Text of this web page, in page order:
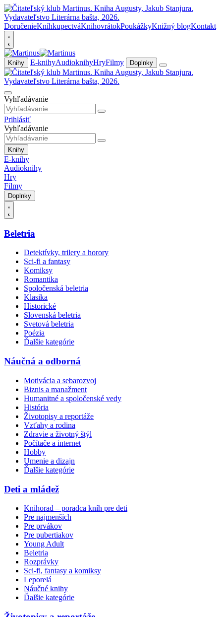
DoručenieKníhkupectváKnihovrátokPoukážkyKnižný blogKontakt
Knihy E-knihyAudioknihyHryFilmy Doplnky
Vyhľadávanie
Prihlásiť
Vyhľadávanie
Knihy
E-knihy
Audioknihy
Hry
Filmy
Doplnky
Beletria
Detektívky, trilery a horory
Sci-fi a fantasy
Komiksy
Romantika
Spoločenská beletria
Klasika
Historické
Slovenská beletria
Svetová beletria
Poézia
Ďalšie kategórie
Náučná a odborná
Motivácia a sebarozvoj
Biznis a manažment
Humanitné a spoločenské vedy
História
Životopisy a reportáže
Vzťahy a rodina
Zdravie a životný štýl
Počítače a internet
Hobby
Umenie a dizajn
Ďalšie kategórie
Deti a mládež
Knihorad – poradca kníh pre deti
Pre najmenších
Pre prvákov
Pre pubertiakov
Young Adult
Beletria
Rozprávky
Sci-fi, fantasy a komiksy
Leporelá
Náučné knihy
Ďalšie kategórie